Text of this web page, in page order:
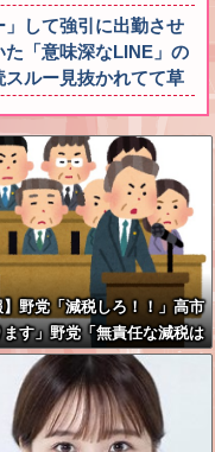
して強引に出勤させ
「意味深なLINE」の
ルー見抜かれてて草
】野党「減税しろ！！」高市
ます」野党「無責任な減税は
！財源はどうする????」